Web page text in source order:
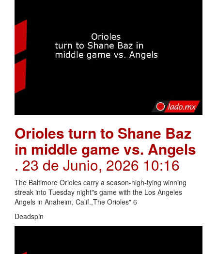
Orioles turn to Shane Baz
in middle game vs. Angels
. 23 de Junio, 2026 10:16
The Baltimore Orioles carry a season-high-tying winning
streak into Tuesday night"s game with the Los Angeles
Angels in Anaheim, Calif.,The Orioles" 6
Deadspin